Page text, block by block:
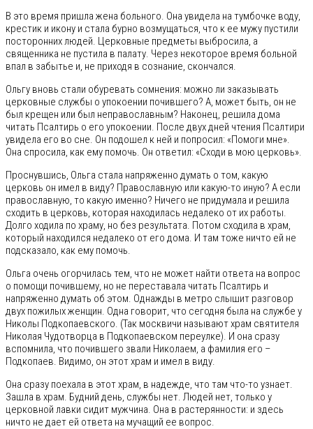
В это время пришла жена больного. Она увидела на тумбочке воду,
крестик и икону и стала бурно возмущаться, что к ее мужу пустили
посторонних людей. Церковные предметы выбросила, а
священника не пустила в палату. Через некоторое время больной
впал в забытье и, не приходя в сознание, скончался.
Ольгу вновь стали обуревать сомнения: можно ли заказывать
церковные службы о упокоении почившего? А, может быть, он не
был крещен или был неправославным? Наконец, решила дома
читать Псалтирь о его упокоении. После двух дней чтения Псалтири
увидела его во сне. Он подошел к ней и попросил: «Помоги мне».
Она спросила, как ему помочь. Он ответил: «Сходи в мою церковь».
Проснувшись, Ольга стала напряженно думать о том, какую
церковь он имел в виду? Православную или какую-то иную? А если
православную, то какую именно? Ничего не придумала и решила
сходить в церковь, которая находилась недалеко от их работы.
Долго ходила по храму, но без результата. Потом сходила в храм,
который находился недалеко от его дома. И там тоже ничто ей не
подсказало, как ему помочь.
Ольга очень огорчилась тем, что не может найти ответа на вопрос
о помощи почившему, но не переставала читать Псалтирь и
напряженно думать об этом. Однажды в метро слышит разговор
двух пожилых женщин. Одна говорит, что сегодня была на службе у
Николы Подкопаевского. (Так москвичи называют храм святителя
Николая Чудотворца в Подкопаевском переулке). И она сразу
вспомнила, что почившего звали Николаем, а фамилия его –
Подкопаев. Видимо, он этот храм и имел в виду.
Она сразу поехала в этот храм, в надежде, что там что-то узнает.
Зашла в храм. Будний день, службы нет. Людей нет, только у
церковной лавки сидит мужчина. Она в растерянности: и здесь
ничто не дает ей ответа на мучащий ее вопрос.